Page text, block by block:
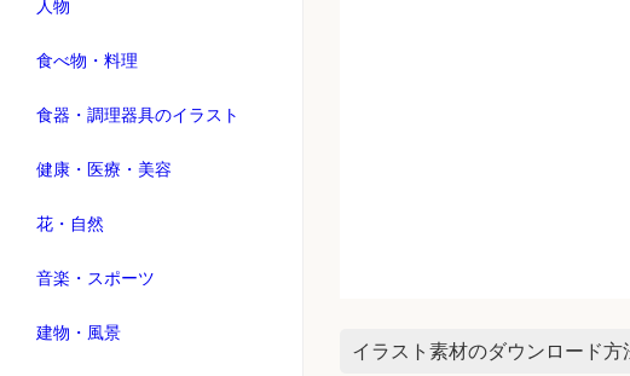
人物
食べ物・料理
食器・調理器具のイラスト
健康・医療・美容
花・自然
音楽・スポーツ
建物・風景
イラスト素材のダウンロード方